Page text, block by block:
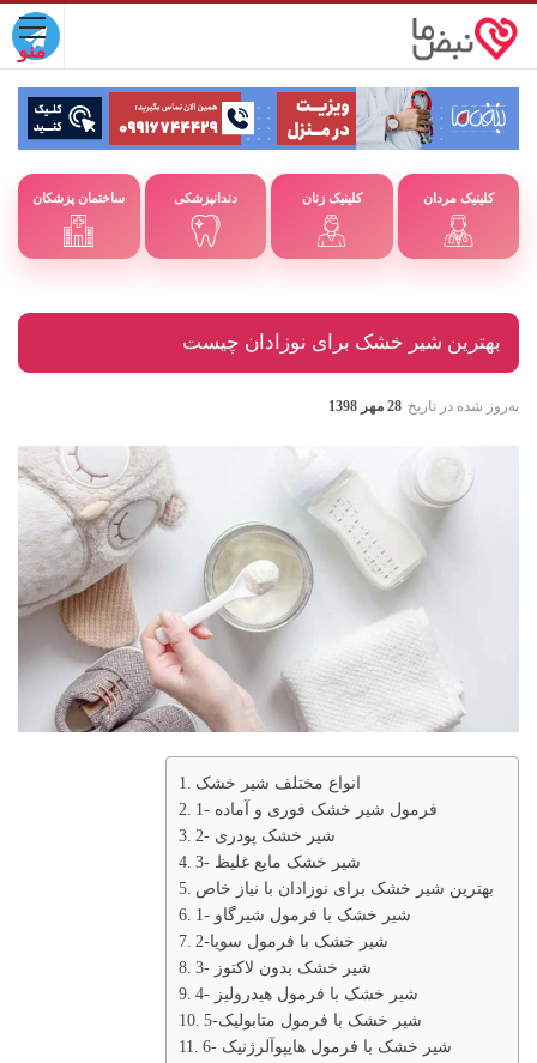
ساختمان پزشکان دندانپزشکی کلینیک زنان کلینیک مردان
بهترین شیر خشک برای نوزادان چیست
به‌روز شده در تاریخ 28 مهر 1398
انواع مختلف شیر خشک
1- فرمول شیر خشک فوری و آماده
2- شیر خشک پودری
3- شیر خشک مایع غلیظ
بهترین شیر خشک برای نوزادان با نیاز خاص
1- شیر خشک با فرمول شیرگاو
2-شیر خشک با فرمول سویا
3- شیر خشک بدون لاکتوز
4- شیر خشک با فرمول هیدرولیز
5-شیر خشک با فرمول متابولیک
6- شیر خشک با فرمول هایپوآلرژنیک